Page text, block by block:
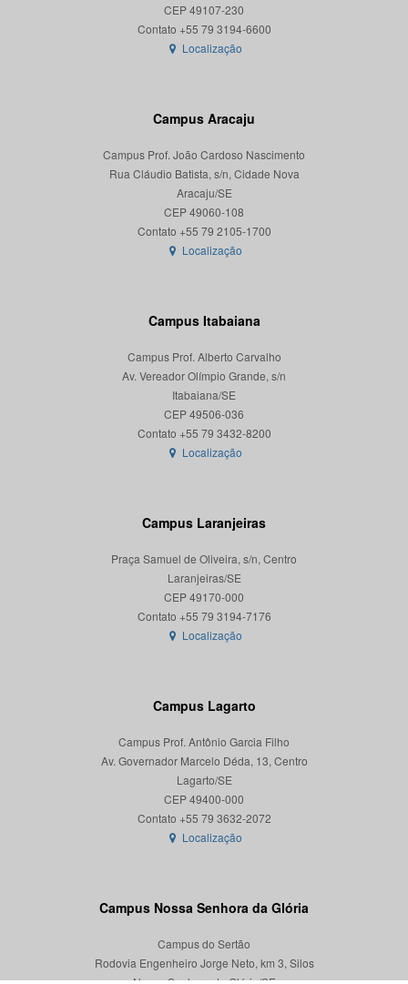
CEP 49107-230
Localização
Campus Aracaju
Campus Prof. João Cardoso Nascimento
Rua Cláudio Batista, s/n, Cidade Nova
Aracaju/SE
CEP 49060-108
Localização
Campus Itabaiana
Campus Prof. Alberto Carvalho
Av. Vereador Olímpio Grande, s/n
Itabaiana/SE
CEP 49506-036
Localização
Campus Laranjeiras
Praça Samuel de Oliveira, s/n, Centro
Laranjeiras/SE
CEP 49170-000
Localização
Campus Lagarto
Campus Prof. Antônio Garcia Filho
Av. Governador Marcelo Déda, 13, Centro
Lagarto/SE
CEP 49400-000
Localização
Campus Nossa Senhora da Glória
Campus do Sertão
Rodovia Engenheiro Jorge Neto, km 3, Silos